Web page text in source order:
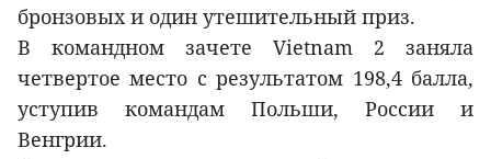
бронзовых и один утешительный приз.
В командном зачете Vietnam 2 заняла
четвертое место с результатом 198,4 балла,
уступив командам Польши, России и
Венгрии.